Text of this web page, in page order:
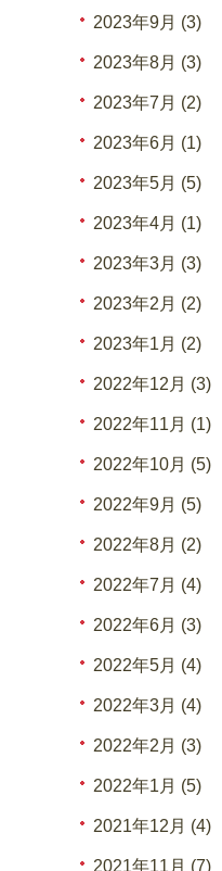
2023年9月 (3)
2023年8月 (3)
2023年7月 (2)
2023年6月 (1)
2023年5月 (5)
2023年4月 (1)
2023年3月 (3)
2023年2月 (2)
2023年1月 (2)
2022年12月 (3)
2022年11月 (1)
2022年10月 (5)
2022年9月 (5)
2022年8月 (2)
2022年7月 (4)
2022年6月 (3)
2022年5月 (4)
2022年3月 (4)
2022年2月 (3)
2022年1月 (5)
2021年12月 (4)
2021年11月 (7)